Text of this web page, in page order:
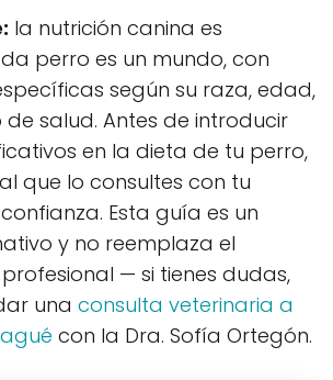
la nutrición canina es
perro es un mundo, con
según su raza, edad,
salud. Antes de introducir
en la dieta de tu perro,
que lo consultes con tu
Esta guía es un
y no reemplaza el
— si tienes dudas,
una consulta veterinaria a
con la Dra. Sofía Ortegón.